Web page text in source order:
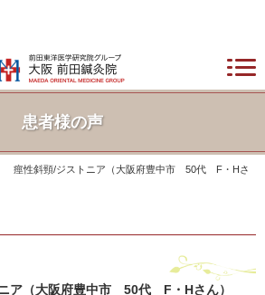
患者様の声
痙性斜頸/ジストニア（大阪府豊中市 50代 F・Hさ
ア（大阪府豊中市 50代 F・Hさん）